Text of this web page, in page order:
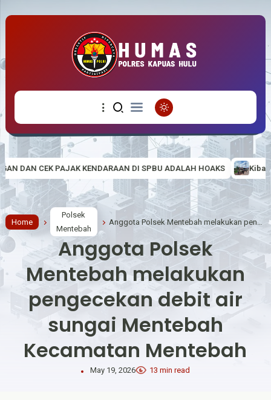
DI SPBU ADALAH HOAKS Kibarkan Semangat
Home
Polsek
Mentebah
Anggota Polsek
Mentebah melakukan
pengecekan debit air
sungai Mentebah
Kecamatan Mentebah
May 19, 2026 13 min read